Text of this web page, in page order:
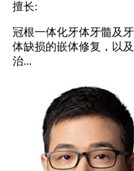
擅长:
冠根一体化牙体牙髓及
体缺损的嵌体修复，以
治...